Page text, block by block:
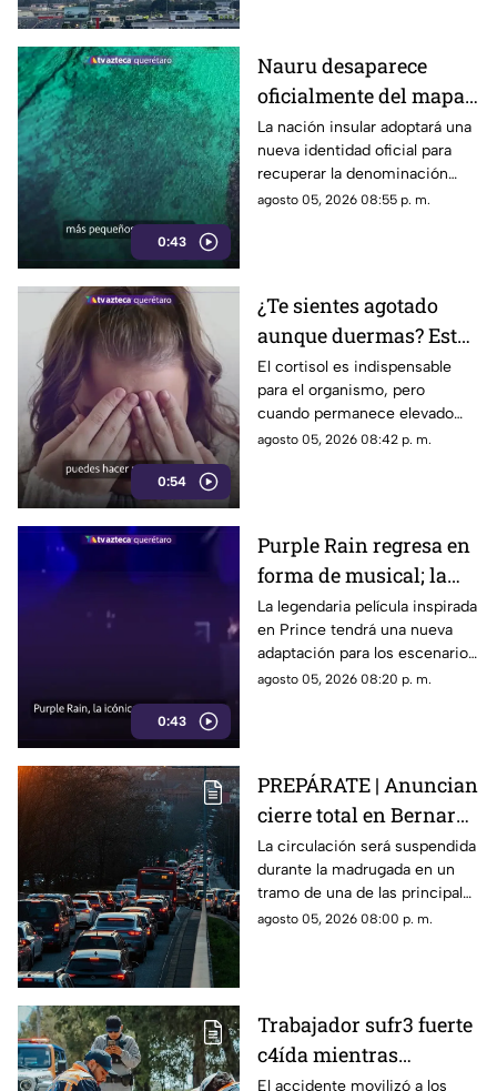
0:43
Nauru desaparece
oficialmente del mapa:
el pequeño país cambia
de nombre
La nación insular adoptará una
nueva identidad oficial para
recuperar la denominación
utilizada por sus propios
agosto 05, 2026 08:55 p. m.
0:54
¿Te sientes agotado
aunque duermas? Estos
hábitos pueden ayudar
a regular el cortisol
El cortisol es indispensable
para el organismo, pero
cuando permanece elevado
por largos periodos puede
agosto 05, 2026 08:42 p. m.
0:43
Purple Rain regresa en
forma de musical; la
historia de Prince
llegará renovada
La legendaria película inspirada
en Prince tendrá una nueva
adaptación para los escenarios
con un enfoque distinto al de
agosto 05, 2026 08:20 p. m.
PREPÁRATE | Anuncian
cierre total en Bernardo
Quintana; este será el
horario
La circulación será suspendida
durante la madrugada en un
tramo de una de las principales
vialidades de Querétaro.
agosto 05, 2026 08:00 p. m.
Trabajador sufr3 fuerte
c4ída mientras
trabajaba en Guadalupe
El accidente movilizó a los